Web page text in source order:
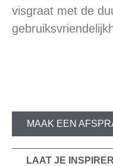
visgraat met de
MAAK EEN
LAAT JE